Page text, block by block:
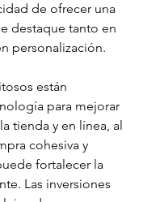
de ofrecer una
destaque tanto en
personalización.
están
para mejorar
tienda y en línea, al
cohesiva y
fortalecer la
Las inversiones